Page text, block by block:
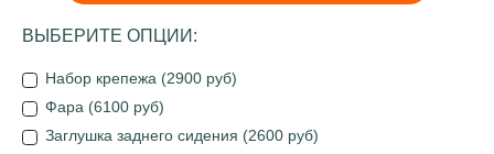
ВЫБЕРИТЕ ОПЦИИ:
Набор крепежа (2900 руб)
Фара (6100 руб)
Заглушка заднего сидения (2600 руб)